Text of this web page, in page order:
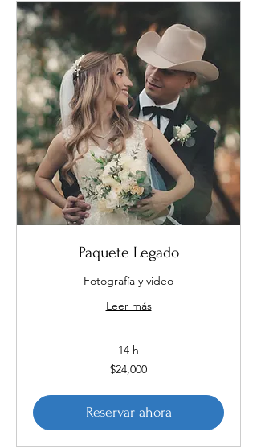
Paquete Legado
Fotografía y video
Leer más
14 h
$24,000
Reservar ahora